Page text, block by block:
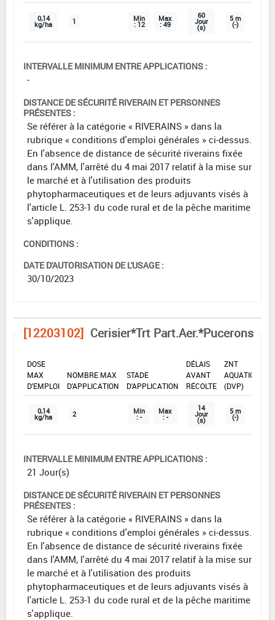
0,14
kg/ha 1 Min
: 12
Max
: 49
60
Jour
(s)
5 m
(-)
INTERVALLE MINIMUM ENTRE APPLICATIONS :
-
DISTANCE DE SÉCURITÉ RIVERAIN ET PERSONNES
PRÉSENTES :
Se référer à la catégorie « RIVERAINS » dans la
rubrique « conditions d'emploi générales » ci-dessus.
En l'absence de distance de sécurité riverains fixée
dans l'AMM, l'arrêté du 4 mai 2017 relatif à la mise sur
le marché et à l'utilisation des produits
phytopharmaceutiques et de leurs adjuvants visés à
l'article L. 253-1 du code rural et de la pêche maritime
s'applique.
CONDITIONS :
DATE D'AUTORISATION DE L'USAGE :
30/10/2023
[12203102] Cerisier*Trt Part.Aer.*Pucerons
DOSE
MAX
D'EMPLOI
NOMBRE MAX
D'APPLICATION
STADE
D'APPLICATION
DÉLAIS
AVANT
RÉCOLTE
ZNT
AQUATIQUE
(DVP)
0,14
kg/ha 2 Min
: -
Max
: -
14
Jour
(s)
5 m
(-)
INTERVALLE MINIMUM ENTRE APPLICATIONS :
21 Jour(s)
DISTANCE DE SÉCURITÉ RIVERAIN ET PERSONNES
PRÉSENTES :
Se référer à la catégorie « RIVERAINS » dans la
rubrique « conditions d'emploi générales » ci-dessus.
En l'absence de distance de sécurité riverains fixée
dans l'AMM, l'arrêté du 4 mai 2017 relatif à la mise sur
le marché et à l'utilisation des produits
phytopharmaceutiques et de leurs adjuvants visés à
l'article L. 253-1 du code rural et de la pêche maritime
s'applique.